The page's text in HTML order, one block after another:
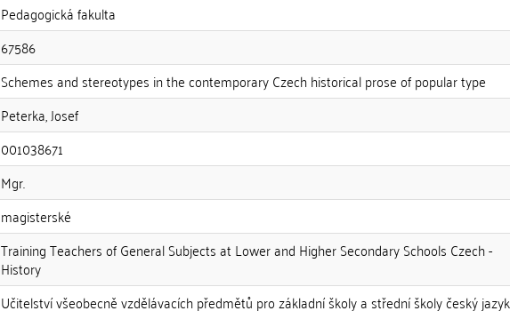
Pedagogická fakulta
67586
Schemes and stereotypes in the contemporary Czech historical prose of popular type
Peterka, Josef
001038671
Mgr.
magisterské
Training Teachers of General Subjects at Lower and Higher Secondary Schools Czech -
History
Učitelství všeobecně vzdělávacích předmětů pro základní školy a střední školy český